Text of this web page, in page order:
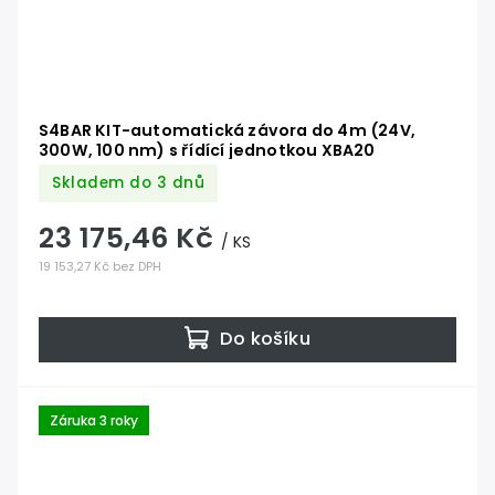
S4BAR KIT-automatická závora do 4m (24V,
300W, 100 nm) s řídící jednotkou XBA20
Skladem do 3 dnů
19 153,27 Kč bez DPH
23 175,46 Kč / KS
Do košíku
Záruka 3 roky